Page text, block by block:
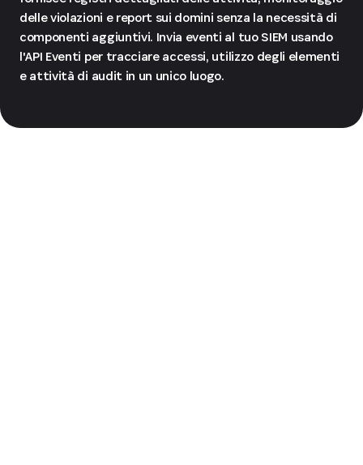
delle violazioni e report sui domini senza la necessità di
componenti aggiuntivi. Invia eventi al tuo SIEM usando
l'API Eventi per tracciare accessi, utilizzo degli elementi
e attività di audit in un unico luogo.